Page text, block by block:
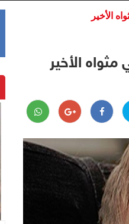
الأخير
الأخير